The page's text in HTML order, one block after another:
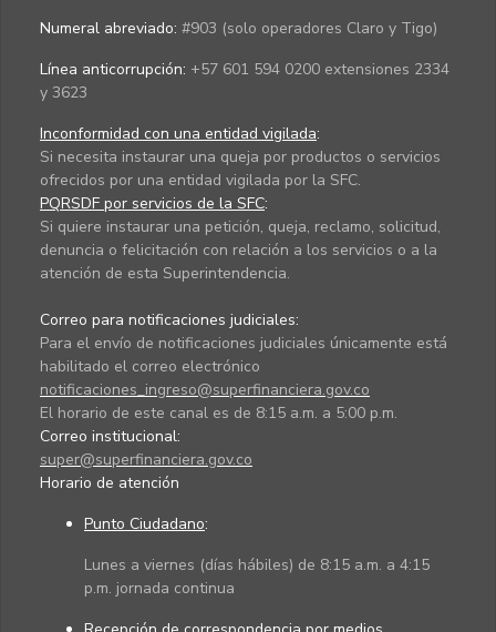
Numeral abreviado: #903 (solo operadores Claro y Tigo)
Línea anticorrupción: +57 601 594 0200 extensiones 2334
y 3623
Inconformidad con una entidad vigilada:
Si necesita instaurar una queja por productos o servicios
ofrecidos por una entidad vigilada por la SFC.
PQRSDF por servicios de la SFC:
Si quiere instaurar una petición, queja, reclamo, solicitud,
denuncia o felicitación con relación a los servicios o a la
atención de esta Superintendencia.
Correo para notificaciones judiciales:
Para el envío de notificaciones judiciales únicamente está
habilitado el correo electrónico
notificaciones_ingreso@superfinanciera.gov.co
El horario de este canal es de 8:15 a.m. a 5:00 p.m.
Correo institucional:
super@superfinanciera.gov.co
Horario de atención
Punto Ciudadano:
Lunes a viernes (días hábiles) de 8:15 a.m. a 4:15
p.m. jornada continua